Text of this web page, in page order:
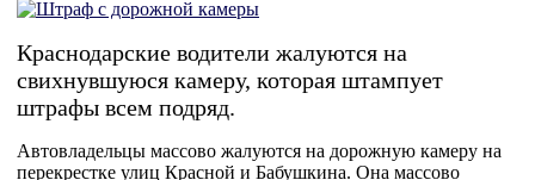
Краснодарские водители жалуются на
свихнувшуюся камеру, которая штампует
штрафы всем подряд.
Автовладельцы массово жалуются на дорожную камеру на
перекрестке улиц Красной и Бабушкина. Она массово